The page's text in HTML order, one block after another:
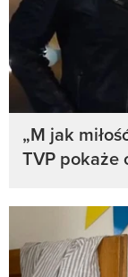
„M jak
TVP pokaże